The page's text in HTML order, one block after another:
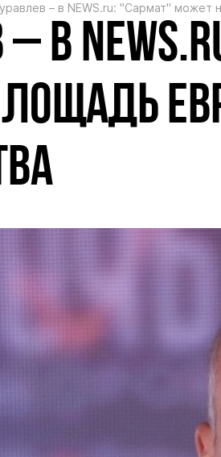
– в NEWS.ru: "Сармат" может
В